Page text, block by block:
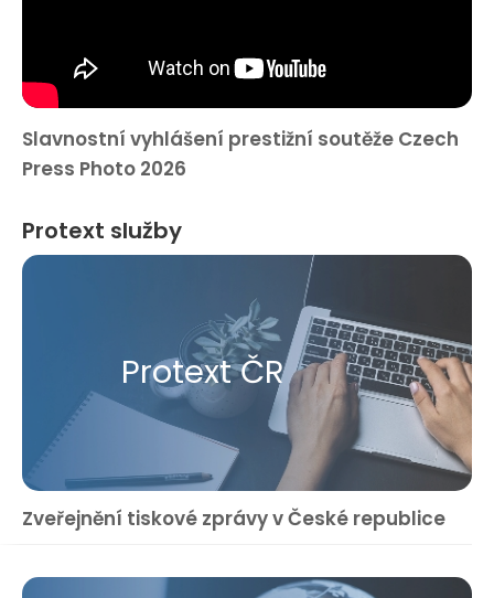
Slavnostní vyhlášení prestižní soutěže Czech
Press Photo 2026
Protext služby
Protext ČR
Zveřejnění tiskové zprávy v České republice